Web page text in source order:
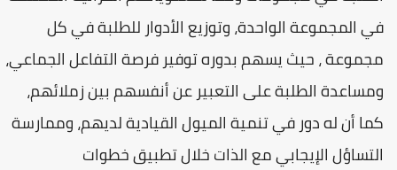
في المجموعة الواحدة، وتوزيع الأدوار للطلبة في كل
مجموعة ، حيث يسهم بدوره توفير فرصة التفاعل الجماعي،
ومساعدة الطلبة على التعبير عن أنفسهم بين زملائهم،
كما أن له دور في تنمية الميول القيادية لديهم، وممارسة
التساؤل الإيجابي مع الذات خلال تطبيق خطوات